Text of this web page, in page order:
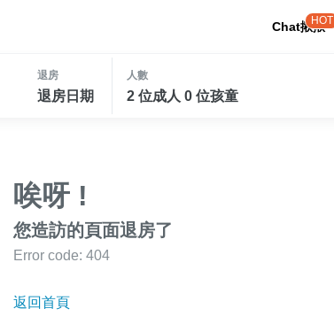
Chat揪揪
HOT
退房
退房日期
人數
2 位成人 0 位孩童
唉呀 !
您造訪的頁面退房了
Error code: 404
返回首頁